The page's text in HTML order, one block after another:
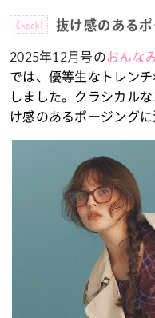
Check! 抜け感のある
2025年12月号のおんな
では、優等生なトレン
しました。クラシカル
け感のあるポージングに